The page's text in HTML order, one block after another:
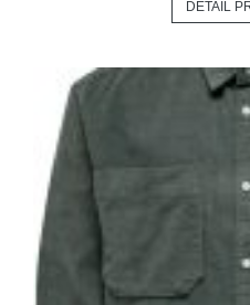
DETAIL